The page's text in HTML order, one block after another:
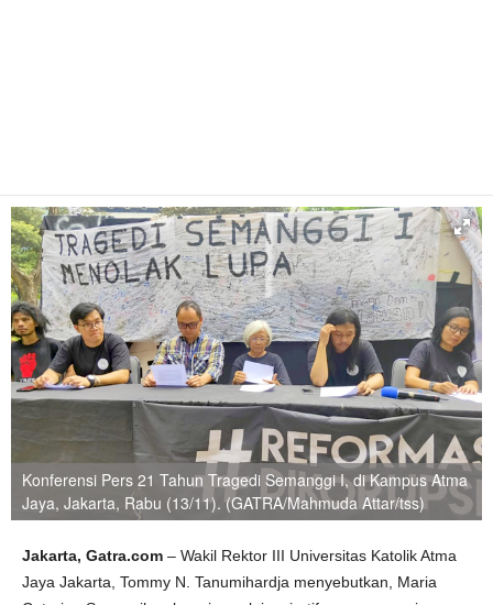
Konferensi Pers 21 Tahun Tragedi Semanggi I, di Kampus Atma
Jaya, Jakarta, Rabu (13/11). (GATRA/Mahmuda Attar/tss)
Jakarta, Gatra.com – Wakil Rektor III Universitas Katolik Atma
Jaya Jakarta, Tommy N. Tanumihardja menyebutkan, Maria